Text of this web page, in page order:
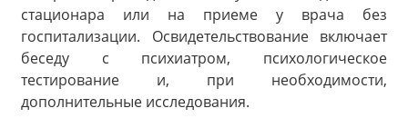
стационара или на приеме у врача без
госпитализации. Освидетельствование включает
беседу с психиатром, психологическое
тестирование и, при необходимости,
дополнительные исследования.